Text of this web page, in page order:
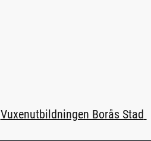
Vuxenutbildningen Borås Stad